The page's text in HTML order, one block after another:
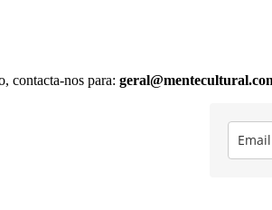
contacta-nos para: